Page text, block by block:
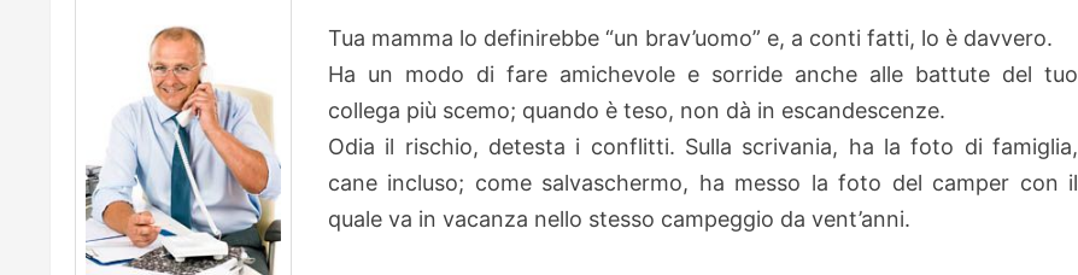
Tua mamma lo definirebbe “un brav’uomo” e, a conti fatti, lo è davvero.
Ha un modo di fare amichevole e sorride anche alle battute del tuo
collega più scemo; quando è teso, non dà in escandescenze.
Odia il rischio, detesta i conflitti. Sulla scrivania, ha la foto di famiglia,
cane incluso; come salvaschermo, ha messo la foto del camper con il
quale va in vacanza nello stesso campeggio da vent’anni.